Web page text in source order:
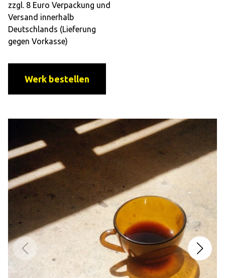
zzgl. 8 Euro Verpackung und
Versand innerhalb
Deutschlands (Lieferung
gegen Vorkasse)
Werk bestellen